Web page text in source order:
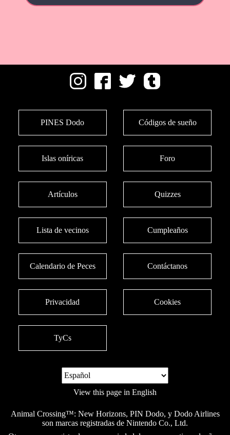
PINES Dodo Códigos de sueño
Islas oníricas Foro
Artículos Quizzes
Lista de vecinos Cumpleaños
Calendario de Peces Contáctanos
Privacidad Cookies
TyCs
View this page in English
Animal Crossing™: New Horizons, PIN Dodo, y Dodo Airlines
son marcas registradas de Nintendo Co., Ltd.